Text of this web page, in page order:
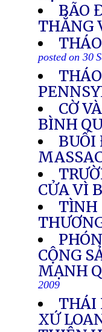
BÃO
THẲNG
posted on 30
CỜ
BÌNH
BUỔI
CỬA VÌ
TÌNH
CỘNG
MẠNH
2009
THÁI
XỨ